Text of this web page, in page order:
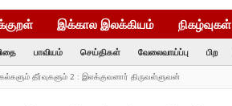
இக்கால இலக்கியம் நிகழ்வுகள்
பாவியம் செய்திகள் வேலைவாய்ப்பு பிற
தீர்வுகளும் 2 : இலக்குவனார் திருவள்ளுவன்